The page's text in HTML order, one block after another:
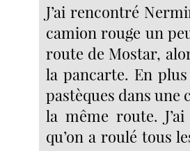
J’ai rencontré
camion rouge un
route de Mostar,
la pancarte. En
pastèques dans une
la même route.
qu’on a roulé tous